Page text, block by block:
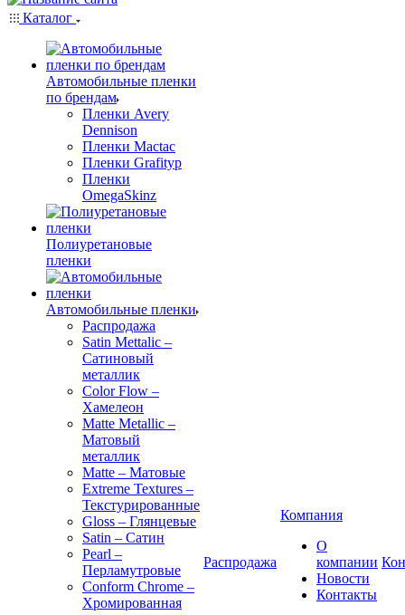
Каталог
Автомобильные пленки
по брендам
Пленки Avery
Dennison
Пленки Mactac
Пленки Grafityp
Пленки
OmegaSkinz
Полиуретановые
пленки
Автомобильные пленки
Распродажа
Satin Mettalic –
Сатиновый
металлик
Color Flow –
Хамелеон
Matte Metallic –
Матовый
металлик
Matte – Матовые
Extreme Textures –
Текстурированные
Gloss – Глянцевые
Satin – Сатин
Pearl –
Перламутровые
Conform Chrome –
Хромированная
Распродажа
Компания
О
компании
Новости
Контакты